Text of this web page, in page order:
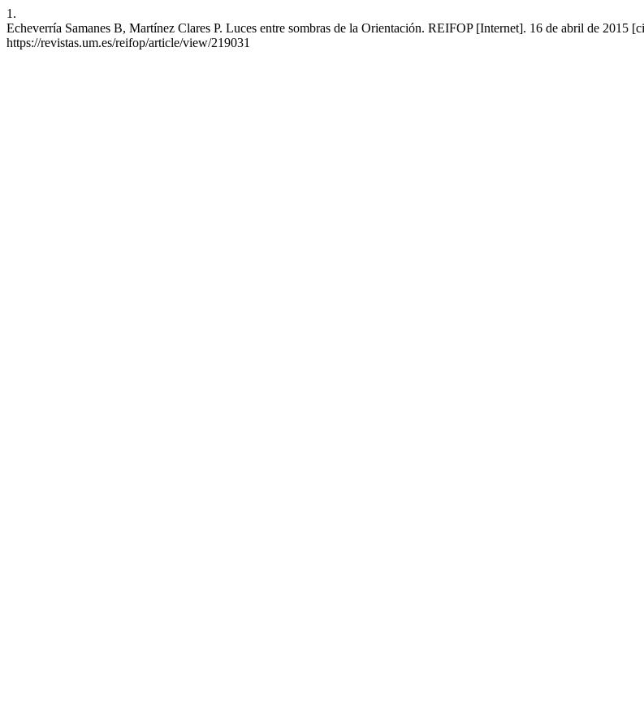
1.
Echeverría Samanes B, Martínez Clares P. Luces entre sombras de la Orientación. REIFOP [Internet]. 16 de abril de 2015
https://revistas.um.es/reifop/article/view/219031